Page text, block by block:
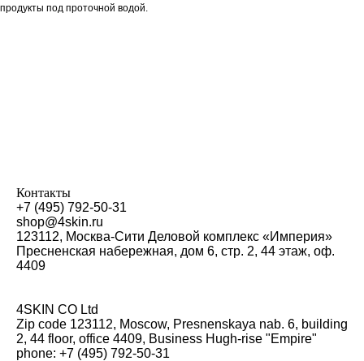
продукты под проточной водой.
Контакты
+7 (495) 792-50-31
shop@4skin.ru
123112, Москва-Сити Деловой комплекс «Империя»
Пресненская набережная, дом 6, стр. 2, 44 этаж, оф.
4409
4SKIN CO Ltd
Zip code 123112, Moscow, Presnenskaya nab. 6, building
2, 44 floor, office 4409, Business Hugh-rise "Empire"
phone: +7 (495) 792-50-31